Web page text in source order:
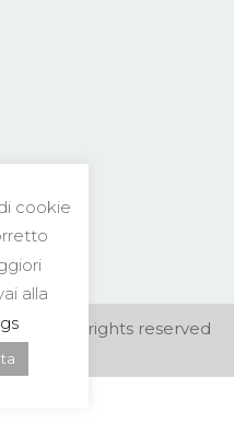
s.n.c. All rights reserved
cookie
alla